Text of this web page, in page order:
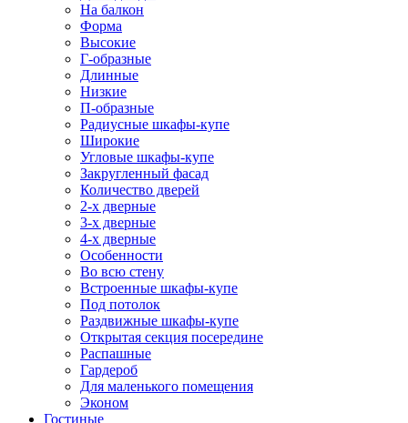
На балкон
Форма
Высокие
Г-образные
Длинные
Низкие
П-образные
Радиусные шкафы-купе
Широкие
Угловые шкафы-купе
Закругленный фасад
Количество дверей
2-х дверные
3-х дверные
4-х дверные
Особенности
Во всю стену
Встроенные шкафы-купе
Под потолок
Раздвижные шкафы-купе
Открытая секция посередине
Распашные
Гардероб
Для маленького помещения
Эконом
Гостиные